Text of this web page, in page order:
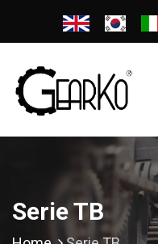
Serie TB